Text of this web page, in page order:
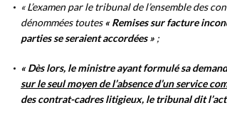
« L’examen par le tribunal de l’ensemble des
dénommées toutes« Remises sur facture
parties se seraient accordées » ;
« Dès lors, le ministre ayant formulé sa
sur le seul moyen de l’absence d’un service
des contrat-cadres litigieux, le tribunal dit